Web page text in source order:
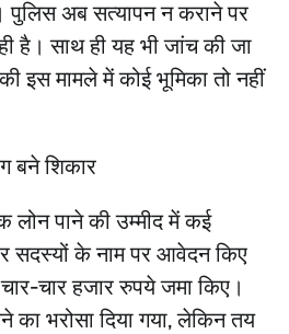
पुलिस अब सत्यापन न कराने पर
है। साथ ही यह भी जांच की जा
इस मामले में कोई भूमिका तो नहीं
बने शिकार
लोन पाने की उम्मीद में कई
सदस्यों के नाम पर आवेदन किए
चार हजार रुपये जमा किए।
का भरोसा दिया गया, लेकिन तय